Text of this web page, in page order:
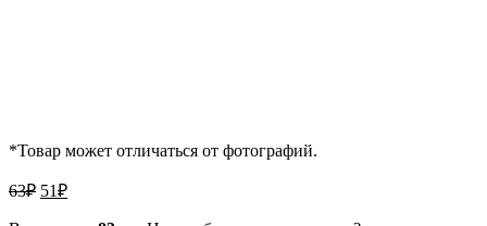
*Товар может отличаться от фотографий.
63₽ Первоначальная
51₽Текущая